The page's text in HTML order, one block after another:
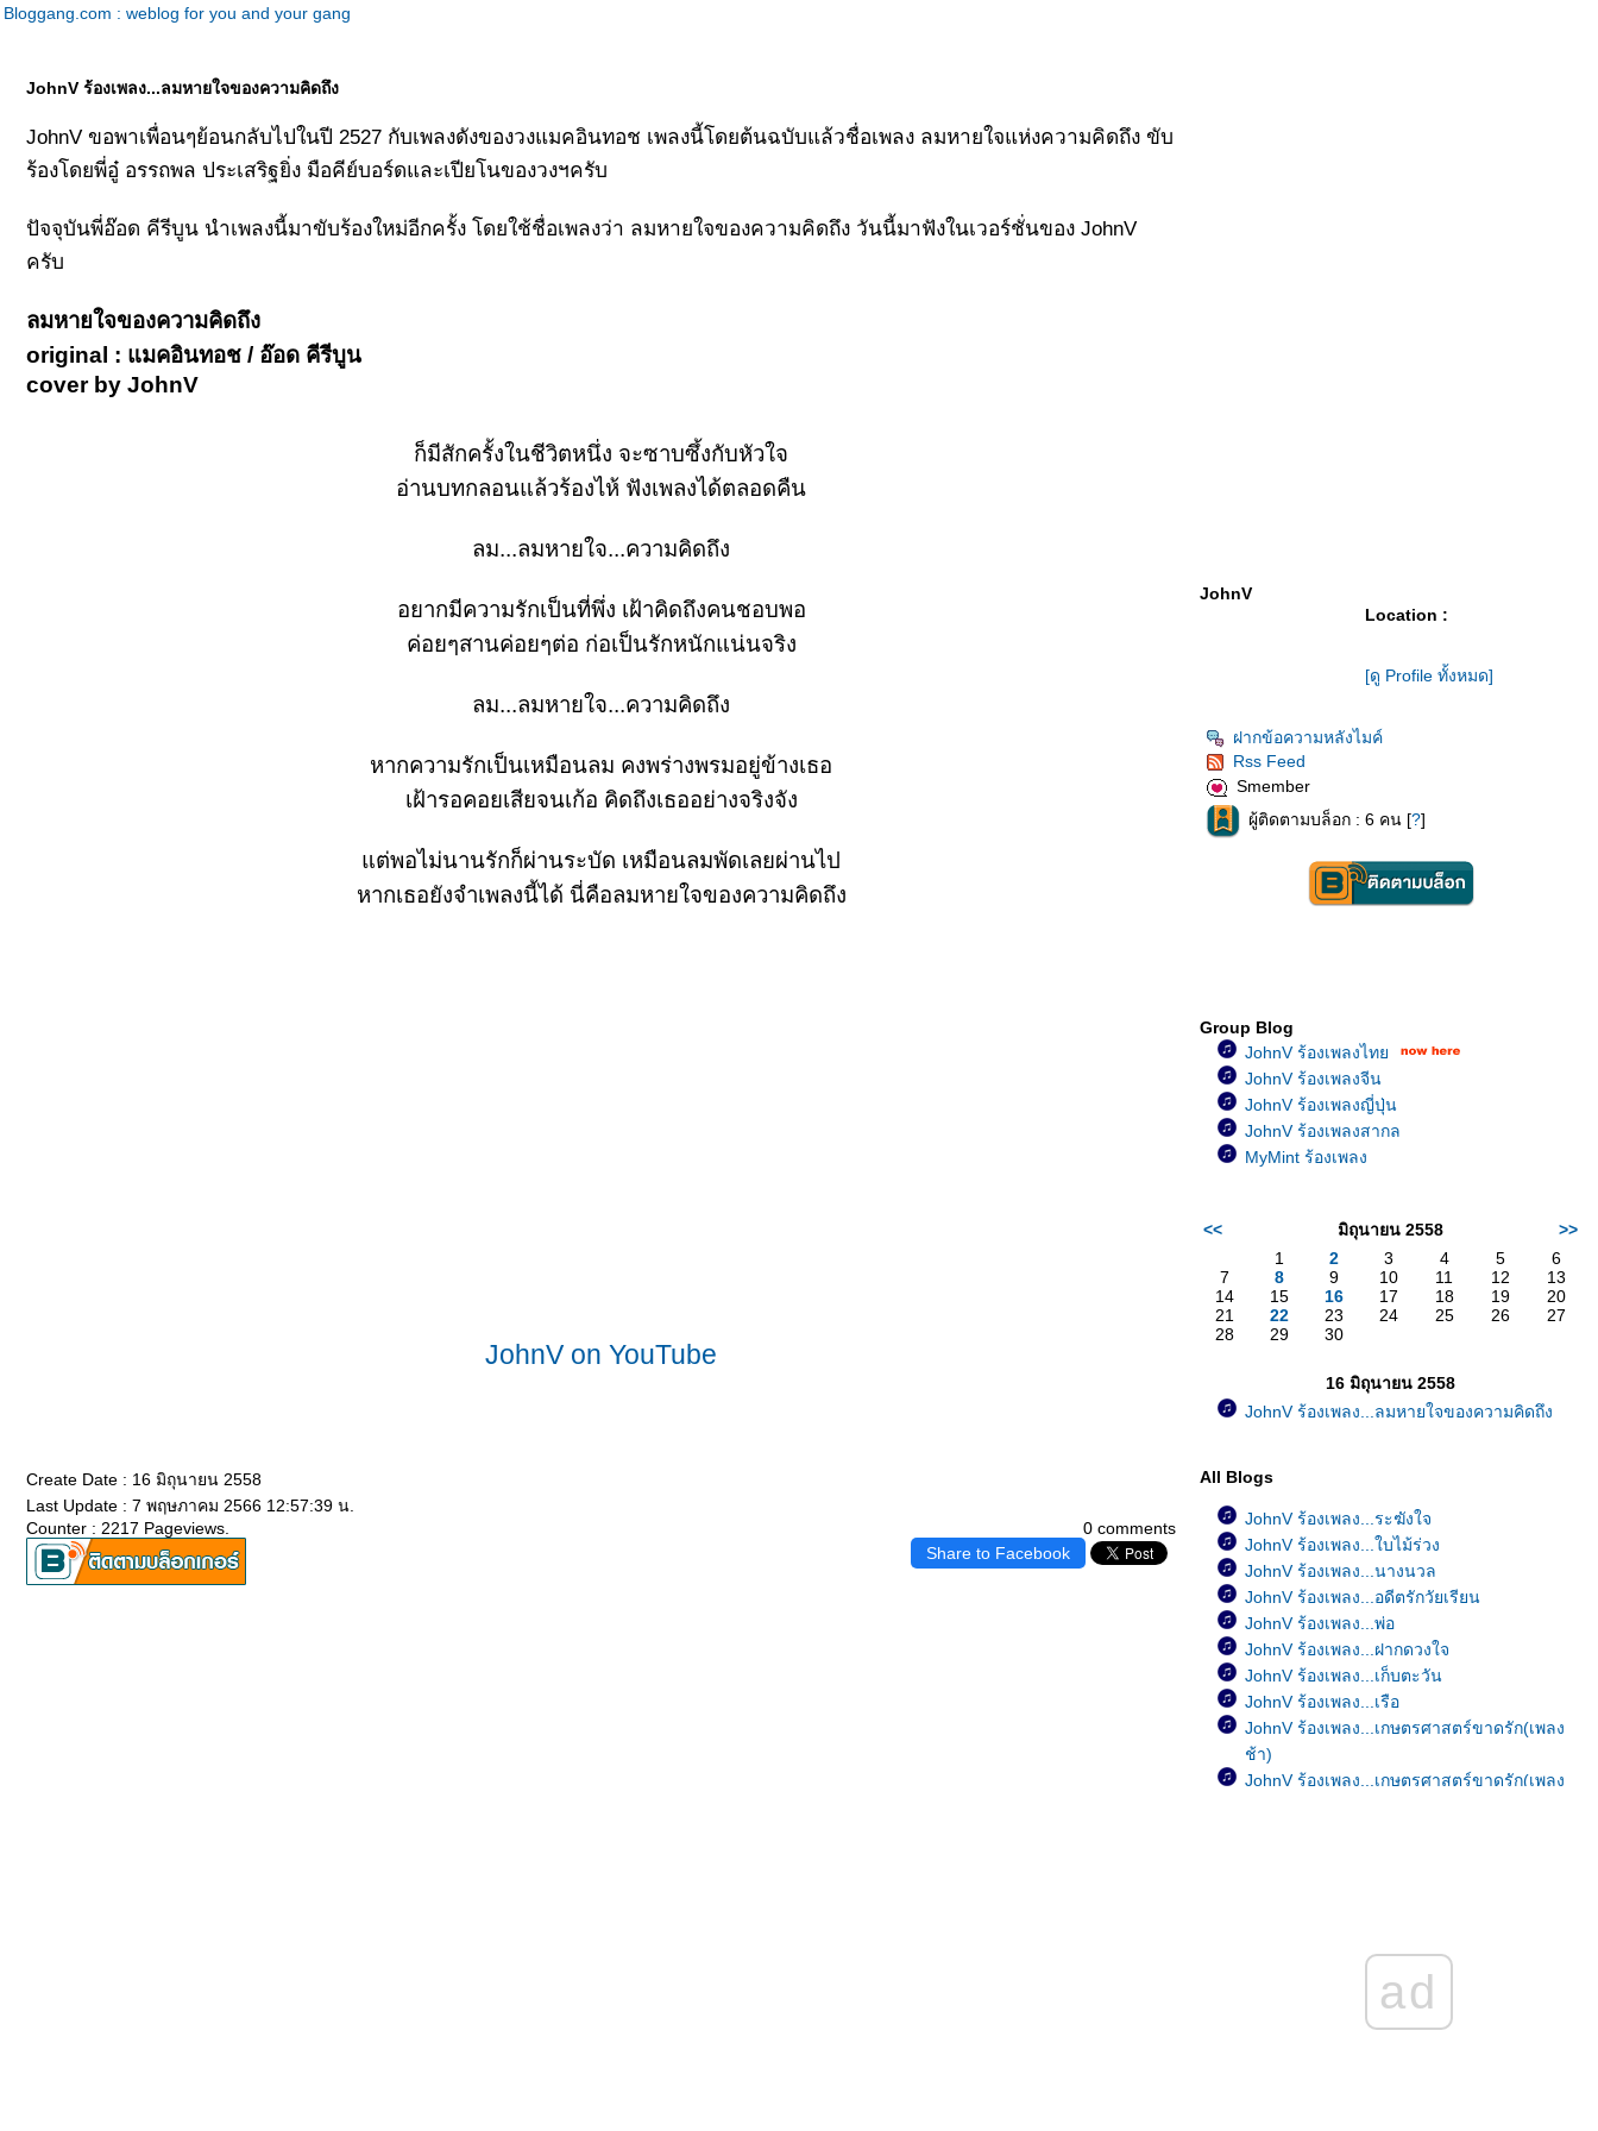
Bloggang.com : weblog for you and your gang
JohnV ร้องเพลง...ลมหายใจของความคิดถึง
JohnV ขอพาเพื่อนๆย้อนกลับไปในปี 2527 กับเพลงดังของวงแมคอินทอช เพลงนี้โดยต้นฉบับแล้วชื่อเพลง ลมหายใจแห่งความคิดถึง ขับ
ร้องโดยพี่อู๋ อรรถพล ประเสริฐยิ่ง มือคีย์บอร์ดและเปียโนของวงฯครับ
ปัจจุบันพี่อ๊อด คีรีบูน นำเพลงนี้มาขับร้องใหม่อีกครั้ง โดยใช้ชื่อเพลงว่า ลมหายใจของความคิดถึง วันนี้มาฟังในเวอร์ชั่นของ JohnV
ครับ
ลมหายใจของความคิดถึง
original : แมคอินทอช / อ๊อด คีรีบูน
cover by JohnV
ก็มีสักครั้งในชีวิตหนึ่ง จะซาบซึ้งกับหัวใจ
อ่านบทกลอนแล้วร้องไห้ ฟังเพลงได้ตลอดคืน
ลม...ลมหายใจ...ความคิดถึง
อยากมีความรักเป็นที่พึ่ง เฝ้าคิดถึงคนชอบพอ
ค่อยๆสานค่อยๆต่อ ก่อเป็นรักหนักแน่นจริง
ลม...ลมหายใจ...ความคิดถึง
หากความรักเป็นเหมือนลม คงพร่างพรมอยู่ข้างเธอ
เฝ้ารอคอยเสียจนเก้อ คิดถึงเธออย่างจริงจัง
ต่พอไม่นานรักก็ผ่านระบัด เหมือนลมพัดเลยผ่านไป
หากเธอยังจำเพลงนี้ได้ นี่คือลมหายใจของความคิดถึง
JohnV on YouTube
Create Date : 16 มิถุนายน 2558
Last Update : 7 พฤษภาคม 2566 12:57:39 น.
0 comments
Counter : 2217 Pageviews.
Share to Facebook
JohnV
Location :
[ดู Profile ทั้งหมด]
ฝากข้อความหลังไมค์
Rss Feed
Smember
ผู้ติดตามบล็อก : 6 คน [?]
Group Blog
JohnV ร้องเพลงไท
JohnV ร้องเพลงจีน
JohnV ร้องเพลงญี่ปุ่น
JohnV ร้องเพลงสากล
MyMint ร้องเพลง
<< มิถุนายน 2558
>>
1
2 3 4 5
6
7
8 9 10 11 12
13
14
15 16 17 18 19
20
21
22 23 24 25 26
27
28
29 30
16 มิถุนายน 2558
JohnV ร้องเพลง...ลมหายใจของความคิดถึง
All Blogs
JohnV ร้องเพลง...ระฆังใจ
JohnV ร้องเพลง...ใบไม้ร่วง
JohnV ร้องเพลง...นางนวล
JohnV ร้องเพลง...อดีตรักวัยเรียน
JohnV ร้องเพลง...พ่อ
JohnV ร้องเพลง...ฝากดวงใจ
JohnV ร้องเพลง...เก็บตะวัน
JohnV ร้องเพลง...เรือ
JohnV ร้องเพลง...เกษตรศาสตร์ขาดรัก(เพลง
ช้า)
JohnV ร้องเพลง...เกษตรศาสตร์ขาดรัก(เพลง
JohnV ร้องเพลง...ขาดเธอดังขาดใจ
JohnV ร้องเพลง...เพ้อad